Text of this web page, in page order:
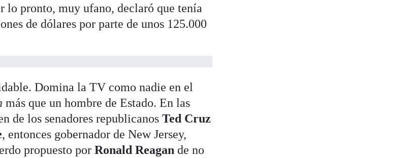
lo pronto, muy ufano, declaró que tenía
de dólares por parte de unos 125.000
Domina la TV como nadie en el
más que un hombre de Estado. En las
de los senadores republicanosTed Cruz
, entonces gobernador de New Jersey,
propuesto porRonald Reagan de no